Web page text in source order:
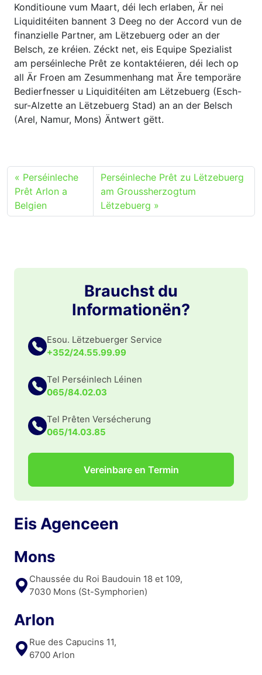
Konditioune vum Maart, déi Iech erlaben, Är nei
Liquiditéiten bannent 3 Deeg no der Accord vun de
finanzielle Partner, am Lëtzebuerg oder an der
Belsch, ze kréien. Zéckt net, eis Equipe Spezialist
am perséinleche Prêt ze kontaktéieren, déi Iech op
all Är Froen am Zesummenhang mat Äre temporäre
Bedierfnesser u Liquiditéiten am Lëtzebuerg (Esch-
sur-Alzette an Lëtzebuerg Stad) an an der Belsch
(Arel, Namur, Mons) Äntwert gëtt.
Perséinleche
Prêt Arlon a
Belgien
Perséinleche Prêt zu Lëtzebuerg
am Groussherzogtum
Lëtzebuerg
Brauchst du
Informationën?
Esou. Lëtzebuerger Service
+352/24.55.99.99
Tel Perséinlech Léinen
065/84.02.03
Tel Prêten Versécherung
065/14.03.85
Vereinbare en Termin
Eis Agenceen
Mons
Chaussée du Roi Baudouin 18 et 109,
7030 Mons (St-Symphorien)
Arlon
Rue des Capucins 11,
6700 Arlon